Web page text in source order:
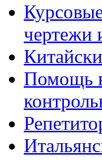
чертежи
Помощь